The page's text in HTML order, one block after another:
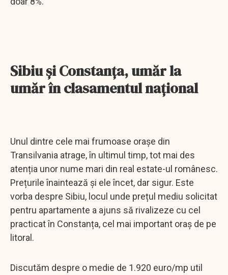
Sibiu și Constanța, umăr la
umăr în clasamentul național
Unul dintre cele mai frumoase orașe din
Transilvania atrage, în ultimul timp, tot mai des
atenția unor nume mari din real estate-ul românesc.
Prețurile înaintează și ele încet, dar sigur. Este
vorba despre Sibiu, locul unde prețul mediu solicitat
pentru apartamente a ajuns să rivalizeze cu cel
practicat în Constanța, cel mai important oraș de pe
litoral.
Discutăm despre o medie de 1.920 euro/mp util